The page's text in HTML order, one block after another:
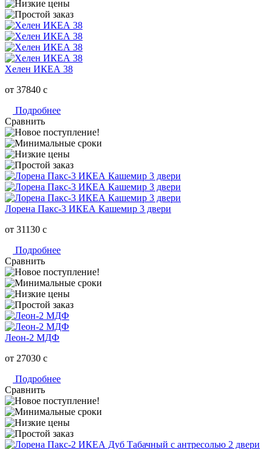
Хелен ИКЕА 38
от 37840 c
Подробнее
Сравнить
Лорена Пакс-3 ИКЕА Кашемир 3 двери
от 31130 c
Подробнее
Сравнить
Леон-2 МДФ
от 27030 c
Подробнее
Сравнить